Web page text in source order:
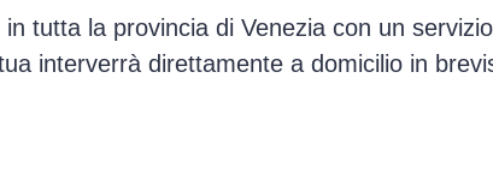
tutta la provincia di Venezia con un
interverrà direttamente a domicilio in